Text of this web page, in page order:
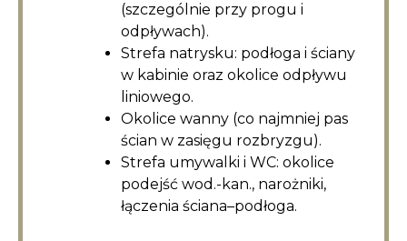
(szczególnie przy progu i
odpływach).
Strefa natrysku: podłoga i ściany
w kabinie oraz okolice odpływu
liniowego.
Okolice wanny (co najmniej pas
ścian w zasięgu rozbryzgu).
Strefa umywalki i WC: okolice
podejść wod.-kan., narożniki,
łączenia ściana–podłoga.